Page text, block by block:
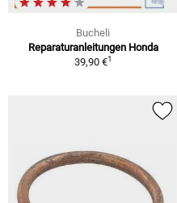
Bucheli
Reparaturanleitungen Honda
39,90 €1